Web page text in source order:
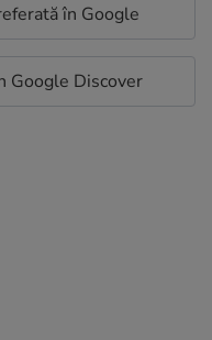
în Google
Google Discover